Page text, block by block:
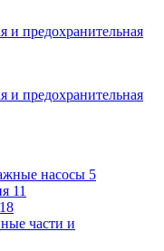
и предохранительная
и предохранительная
насосы 5
11
18
части и